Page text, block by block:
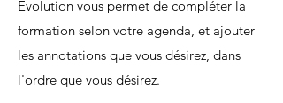
Évolution vous permet de compléter la
formation selon votre agenda, et ajouter
les annotations que vous désirez, dans
l'ordre que vous désirez.​